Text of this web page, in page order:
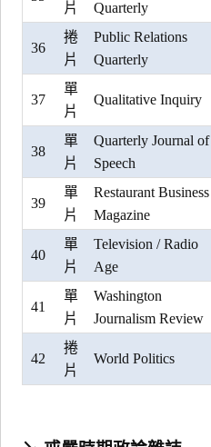
片 Quarterly
36
捲
片
Public Relations
Quarterly
37
單
片
Qualitative Inquiry
38
單
片
Quarterly Journal of
Speech
39
單
片
Restaurant Business
Magazine
40
單
片
Television / Radio
Age
41
單
片
Washington
Journalism Review
42
捲
片
World Politics